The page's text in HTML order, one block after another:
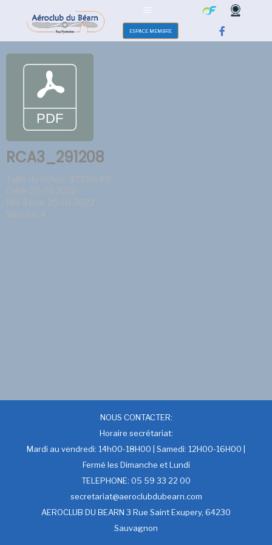
ESPACE MEMBRE
RCA3_291208
Taille du fichier: 873.86 KB
Créé: 29-01-2022
Mis à jour: 29-01-2022
Succès: 4
NOUS CONTACTER:
Horaire secrétariat:
Mardi au vendredi: 14h00-18H00 | Samedi: 12H00-16H00 |
Fermé les Dimanche et Lundi
TELEPHONE: 05 59 33 22 00
secretariat@aeroclubdubearn.com
AEROCLUB DU BEARN 3 Rue Saint Exupery, 64230
Sauvagnon